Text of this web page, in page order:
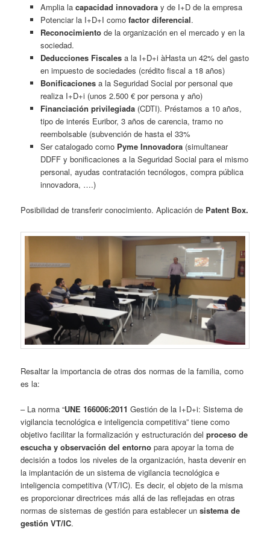
Amplia la capacidad innovadoray de I+D de la empresa
Potenciar la I+D+I como factor diferencial.
Reconocimientode la organización en el mercado y en la
sociedad.
Deducciones Fiscalesa la I+D+i àHasta un 42% del gasto
en impuesto de sociedades (crédito fiscal a 18 años)
Bonificacionesa la Seguridad Social por personal que
realiza I+D+i (unos 2.500 € por persona y año)
Financiación privilegiada(CDTI). Préstamos a 10 años,
tipo de interés Euribor, 3 años de carencia, tramo no
reembolsable (subvención de hasta el 33%
Ser catalogado como Pyme Innovadora(simultanear
DDFF y bonificaciones a la Seguridad Social para el mismo
personal, ayudas contratación tecnólogos, compra pública
innovadora, ….)
Posibilidad de transferir conocimiento. Aplicación de Patent Box.
Resaltar la importancia de otras dos normas de la familia, como
es la:
– La norma “UNE 166006:2011Gestión de la I+D+i: Sistema de
vigilancia tecnológica e inteligencia competitiva” tiene como
objetivo facilitar la formalización y estructuración delproceso de
escucha y observación del entornopara apoyar la toma de
decisión a todos los niveles de la organización, hasta devenir en
la implantación de un sistema de vigilancia tecnológica e
inteligencia competitiva (VT/IC). Es decir, el objeto de la misma
es proporcionar directrices más allá de las reflejadas en otras
normas de sistemas de gestión para establecer unsistema de
gestión VT/IC.